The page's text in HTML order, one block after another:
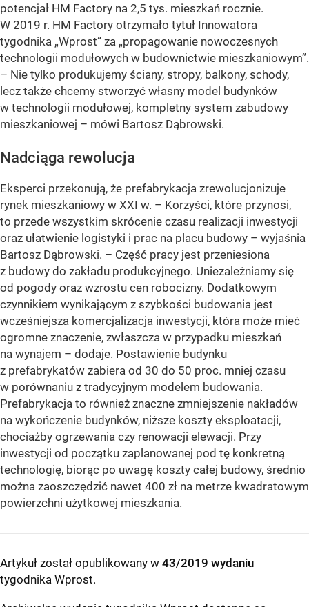
potencjał HM Factory na 2,5 tys. mieszkań rocznie.
W 2019 r. HM Factory otrzymało tytuł Innowatora
tygodnika „Wprost” za „propagowanie nowoczesnych
technologii modułowych w budownictwie mieszkaniowym”.
– Nie tylko produkujemy ściany, stropy, balkony, schody,
lecz także chcemy stworzyć własny model budynków
w technologii modułowej, kompletny system zabudowy
mieszkaniowej – mówi Bartosz Dąbrowski.
Nadciąga rewolucja
Eksperci przekonują, że prefabrykacja zrewolucjonizuje
rynek mieszkaniowy w XXI w. – Korzyści, które przynosi,
to przede wszystkim skrócenie czasu realizacji inwestycji
oraz ułatwienie logistyki i prac na placu budowy – wyjaśnia
Bartosz Dąbrowski. – Część pracy jest przeniesiona
z budowy do zakładu produkcyjnego. Uniezależniamy się
od pogody oraz wzrostu cen robocizny. Dodatkowym
czynnikiem wynikającym z szybkości budowania jest
wcześniejsza komercjalizacja inwestycji, która może mieć
ogromne znaczenie, zwłaszcza w przypadku mieszkań
na wynajem – dodaje. Postawienie budynku
z prefabrykatów zabiera od 30 do 50 proc. mniej czasu
w porównaniu z tradycyjnym modelem budowania.
Prefabrykacja to również znaczne zmniejszenie nakładów
na wykończenie budynków, niższe koszty eksploatacji,
chociażby ogrzewania czy renowacji elewacji. Przy
inwestycji od początku zaplanowanej pod tę konkretną
technologię, biorąc po uwagę koszty całej budowy, średnio
można zaoszczędzić nawet 400 zł na metrze kwadratowym
powierzchni użytkowej mieszkania.
Artykuł został opublikowany w 43/2019 wydaniu
tygodnika Wprost.